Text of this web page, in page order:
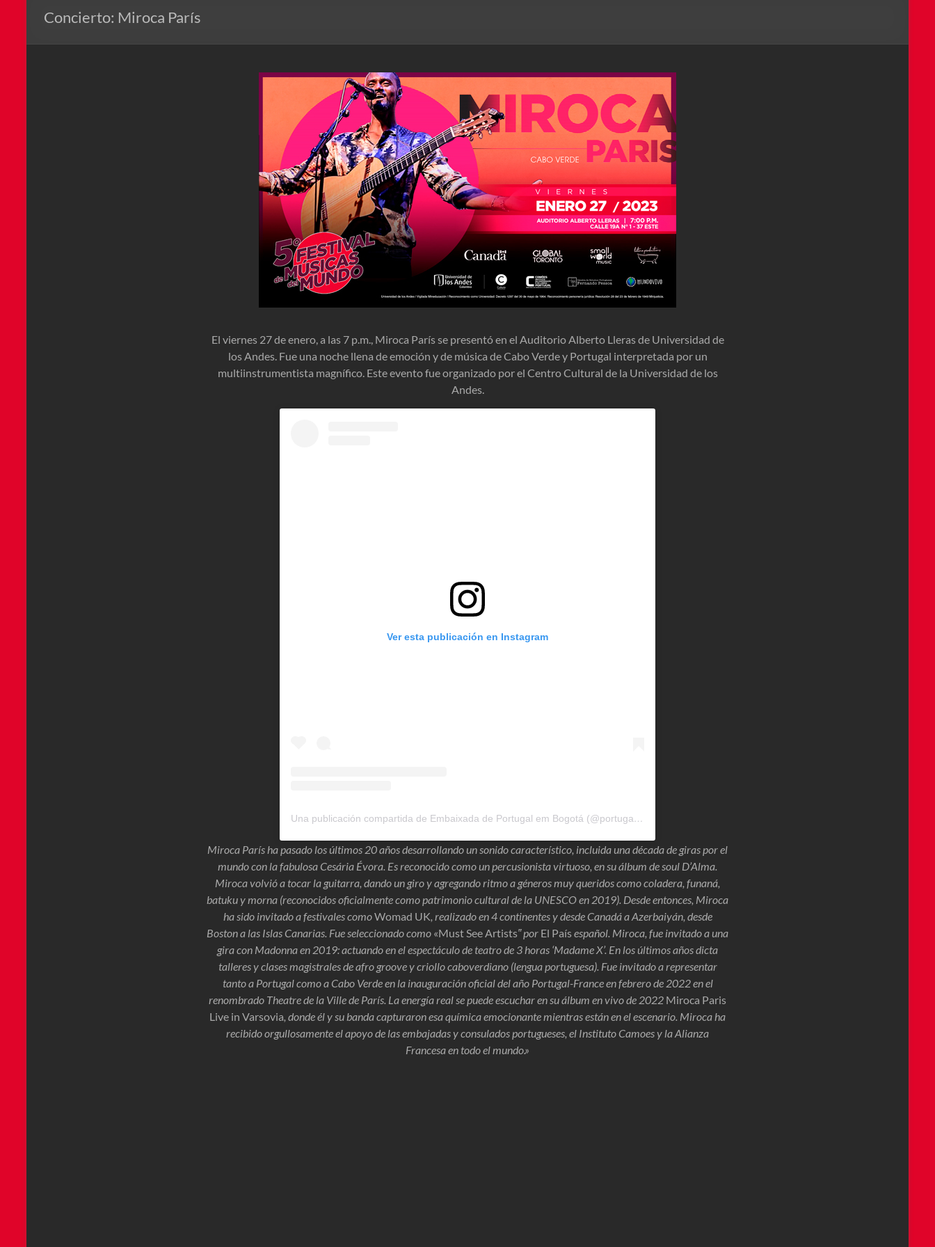
Concierto: Miroca París
El viernes 27 de enero, a las 7 p.m., Miroca París se presentó en el Auditorio Alberto Lleras de Universidad de
los Andes. Fue una noche llena de emoción y de música de Cabo Verde y Portugal interpretada por un
multiinstrumentista magnífico. Este evento fue organizado por el Centro Cultural de la Universidad de los
Andes.
Ver esta publicación en Instagram
Una publicación compartida de Embaixada de Portugal em Bogotá (@portugalencolombia)
Miroca París ha pasado los últimos 20 años desarrollando un sonido característico, incluida una década de giras por el
mundo con la fabulosa Cesária Évora. Es reconocido como un percusionista virtuoso, en su álbum de soul D’Alma.
Miroca volvió a tocar la guitarra, dando un giro y agregando ritmo a géneros muy queridos como coladera, funaná,
batuku y morna (reconocidos oficialmente como patrimonio cultural de la UNESCO en 2019). Desde entonces, Miroca
ha sido invitado a festivales comoWomad UK, realizado en 4 continentes y desde Canadá a Azerbaiyán, desde
Boston a las Islas Canarias. Fue seleccionado como «Must See Artists‟ por El Paísespañol. Miroca, fue invitado a una
gira con Madonna en 2019: actuando en el espectáculo de teatro de 3 horas ‘Madame X’. En los últimos años dicta
talleres y clases magistrales de afro groove y criollo caboverdiano (lengua portuguesa). Fue invitado a representar
tanto a Portugal como a Cabo Verde en la inauguración oficial del año Portugal-France en febrero de 2022 en el
renombrado Theatre de la Ville de París. La energía real se puede escuchar en su álbum en vivo de 2022 Miroca Paris
Live in Varsovia, donde él y su banda capturaron esa química emocionante mientras están en el escenario. Miroca ha
recibido orgullosamente el apoyo de las embajadas y consulados portugueses, el Instituto Camoes y la Alianza
Francesa en todo el mundo.»